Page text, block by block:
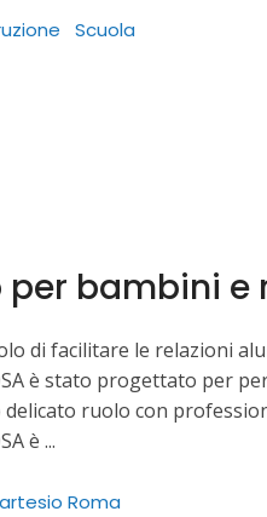
Scuola
bambini e
di facilitare le relazioni
è stato progettato per
ruolo con
è
Roma